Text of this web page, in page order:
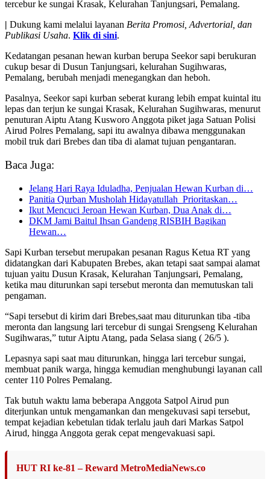
tercebur ke sungai Krasak, Kelurahan Tanjungsari, Pemalang.
| Dukung kami melalui layanan Berita Promosi, Advertorial, dan
Publikasi Usaha. Klik di sini.
Kedatangan pesanan hewan kurban berupa Seekor sapi berukuran
cukup besar di Dusun Tanjungsari, kelurahan Sugihwaras,
Pemalang, berubah menjadi menegangkan dan heboh.
Pasalnya, Seekor sapi kurban seberat kurang lebih empat kuintal itu
lepas dan terjun ke sungai Krasak, Kelurahan Sugihwaras, menurut
penuturan Aiptu Atang Kusworo Anggota piket jaga Satuan Polisi
Airud Polres Pemalang, sapi itu awalnya dibawa menggunakan
mobil truk dari Brebes dan tiba di alamat tujuan pengantaran.
Baca Juga:
Jelang Hari Raya Iduladha, Penjualan Hewan Kurban di…
Panitia Qurban Musholah Hidayatullah Prioritaskan…
Ikut Mencuci Jeroan Hewan Kurban, Dua Anak di…
DKM Jami Baitul Ihsan Gandeng RISBIH Bagikan
Hewan…
Sapi Kurban tersebut merupakan pesanan Ragus Ketua RT yang
didatangkan dari Kabupaten Brebes, akan tetapi saat sampai alamat
tujuan yaitu Dusun Krasak, Kelurahan Tanjungsari, Pemalang,
ketika mau diturunkan sapi tersebut meronta dan memutuskan tali
pengaman.
“Sapi tersebut di kirim dari Brebes,saat mau diturunkan tiba -tiba
meronta dan langsung lari tercebur di sungai Srengseng Kelurahan
Sugihwaras,” tutur Aiptu Atang, pada Selasa siang ( 26/5 ).
Lepasnya sapi saat mau diturunkan, hingga lari tercebur sungai,
membuat panik warga, hingga kemudian menghubungi layanan call
center 110 Polres Pemalang.
Tak butuh waktu lama beberapa Anggota Satpol Airud pun
diterjunkan untuk mengamankan dan mengekuvasi sapi tersebut,
tempat kejadian kebetulan tidak terlalu jauh dari Markas Satpol
Airud, hingga Anggota gerak cepat mengevakuasi sapi.
HUT RI ke-81 – Reward MetroMediaNews.co